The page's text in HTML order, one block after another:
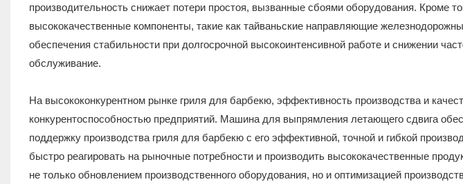
производительность снижает потери простоя, вызванные сбоями оборудования. Кроме
высококачественные компоненты, такие как тайваньские направляющие
обеспечения стабильности при долгосрочной высокоинтенсивной работе и снижении
обслуживание.
На высококонкурентном рынке гриля для барбекю, эффективность производства и
конкурентоспособностью предприятий. Машина для выпрямления летающего сдвига
поддержку производства гриля для барбекю с его эффективной, точной и гибкой
быстро реагировать на рыночные потребности и производить высококачественные
не только обновлением производственного оборудования, но и оптимизацией